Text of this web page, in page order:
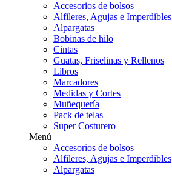
Accesorios de bolsos
Alfileres, Agujas e Imperdibles
Alpargatas
Bobinas de hilo
Cintas
Guatas, Friselinas y Rellenos
Libros
Marcadores
Medidas y Cortes
Muñequería
Pack de telas
Super Costurero
Menú
Accesorios de bolsos
Alfileres, Agujas e Imperdibles
Alpargatas